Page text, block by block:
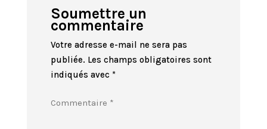
Soumettre un
commentaire
Votre adresse e-mail ne sera pas
publiée. Les champs obligatoires sont
indiqués avec *